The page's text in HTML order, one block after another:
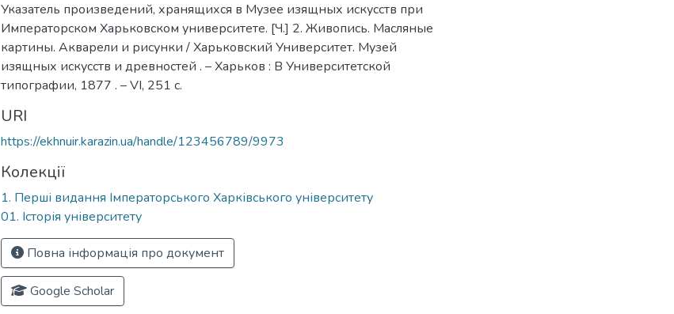
Указатель произведений, хранящихся в Музее изящных искусств при
Императорском Харьковском университете. [Ч.] 2. Живопись. Масляные
картины. Акварели и рисунки / Харьковский Университет. Музей
изящных искусств и древностей . – Харьков : В Университетской
типографии, 1877 . – VI, 251 с.
URI
https://ekhnuir.karazin.ua/handle/123456789/9973
Колекції
1. Перші видання Імператорського Харківського університету
01. Історія університету
Повна інформація про документ
Google Scholar